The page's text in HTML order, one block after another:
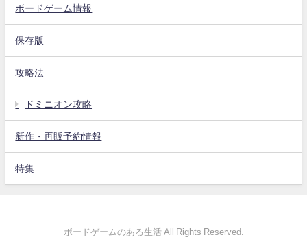
ボードゲーム情報
保存版
攻略法
ドミニオン攻略
新作・再販予約情報
特集
ボードゲームのある生活 All Rights Reserved.